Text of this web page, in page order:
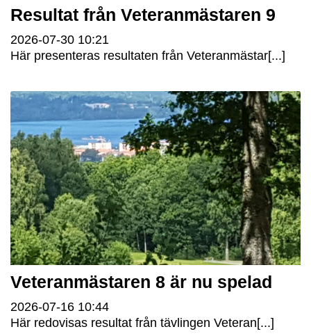
Resultat från Veteranmästaren 9
2026-07-30 10:21
Här presenteras resultaten från Veteranmästar[...]
Veteranmästaren 8 är nu spelad
2026-07-16 10:44
Här redovisas resultat från tävlingen Veteran[...]